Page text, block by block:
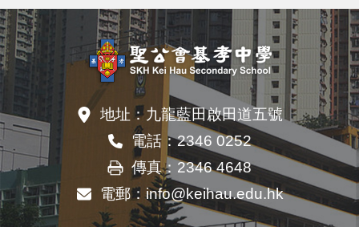
地址：九龍藍田啟田道五號
電話：2346 0252
傳真： 2346 4648
電郵：info@keihau.edu.hk